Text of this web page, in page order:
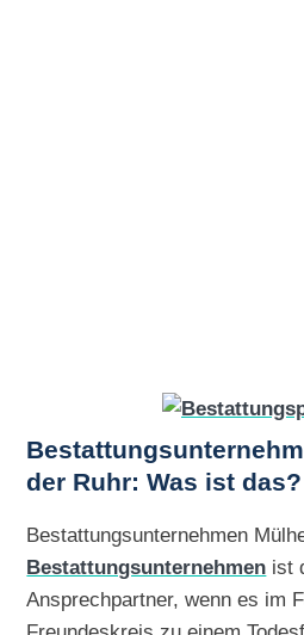
der Ruhr: Was ist das?
Bestattungsunternehmen
Bestattungsunternehmen ist
Ansprechpartner, wenn es im